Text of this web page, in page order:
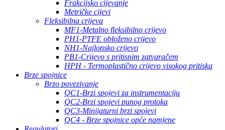
Frakcijsko cijevanje
Metričke cijevi
Fleksibilna crijeva
MF1-Metalno fleksibilno crijevo
PH1-PTFE obloženo crijevo
NH1-Najlonsko crijevo
PB1-Crijevo s pritisnim zatvaračem
HPH - Termoplastično crijevo visokog pritiska
Brze spojnice
Brzo povezivanje
QC1-Brzi spojevi za instrumentaciju
QC2-Brzi spojevi punog protoka
QC3-Minijaturni brzi spojevi
QC4 - Brze spojnice opće namjene